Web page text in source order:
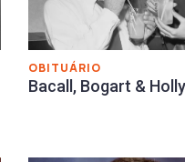
OBITUÁRIO
Bacall, Bogart &